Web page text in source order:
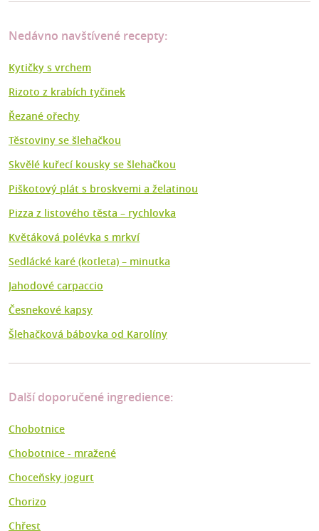
Nedávno navštívené recepty:
Kytičky s vrchem
Rizoto z krabích tyčinek
Řezané ořechy
Těstoviny se šlehačkou
Skvělé kuřecí kousky se šlehačkou
Piškotový plát s broskvemi a želatinou
Pizza z listového těsta – rychlovka
Květáková polévka s mrkví
Sedlácké karé (kotleta) – minutka
Jahodové carpaccio
Česnekové kapsy
Šlehačková bábovka od Karolíny
Další doporučené ingredience:
Chobotnice
Chobotnice - mražené
Choceňsky jogurt
Chorizo
Chřest